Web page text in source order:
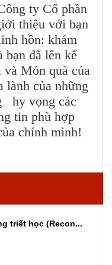
ty Cổ phần
thiệu với bạn
hồn: khám
bạn đã lên kế
Món quà của
lành của những
hy vọng các
tin phù hợp
chính mình!
triết học (Recon...